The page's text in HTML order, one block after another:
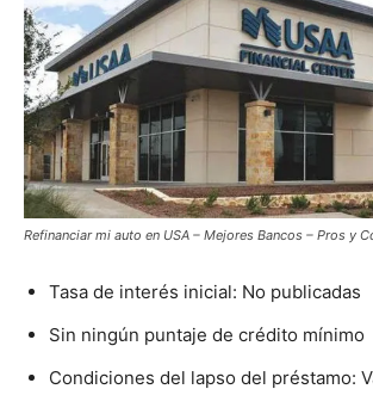
Refinanciar mi auto en USA – Mejores Bancos – Pros y
Tasa de interés inicial: No publicadas
Sin ningún puntaje de crédito mínimo
Condiciones del lapso del préstamo: